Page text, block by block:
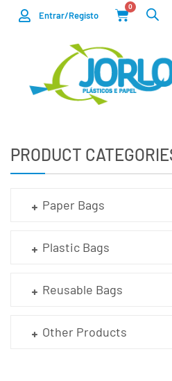
Entrar/Registo
0
PRODUCT
Paper Bags
Plastic Bags
Reusable Bags
Other Products